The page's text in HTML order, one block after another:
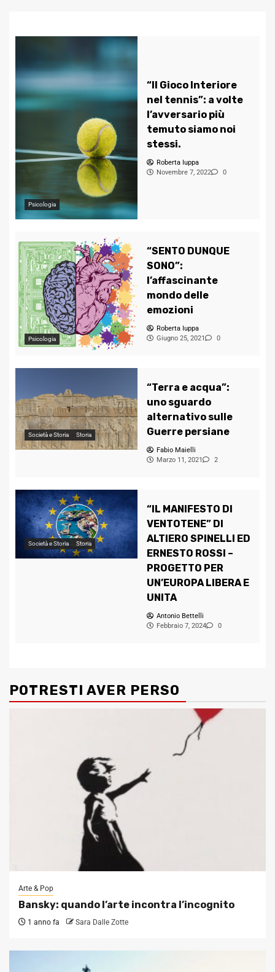
Psicologia
“Il Gioco Interiore
nel tennis”: a volte
l’avversario più
temuto siamo noi
stessi.
Roberta Iuppa
Novembre 7, 2022
0
Psicologia
“SENTO DUNQUE
SONO”:
l’affascinante
mondo delle
emozioni
Roberta Iuppa
Giugno 25, 2021
0
Società e Storia Storia
“Terra e acqua”:
uno sguardo
alternativo sulle
Guerre persiane
Fabio Maielli
Marzo 11, 2021
2
Società e Storia Storia
“IL MANIFESTO DI
VENTOTENE” DI
ALTIERO SPINELLI ED
ERNESTO ROSSI –
PROGETTO PER
UN’EUROPA LIBERA E
UNITA
Antonio Bettelli
Febbraio 7, 2024
0
POTRESTI AVER PERSO
Arte & Pop
Bansky: quando l’arte incontra l’incognito
1 anno fa Sara Dalle Zotte